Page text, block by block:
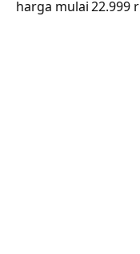
harga mulai 22.999